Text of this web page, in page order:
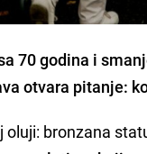
70 godina i
otvara pitanje:
oluji: bronzana